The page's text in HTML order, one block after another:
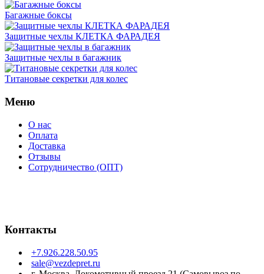
Багажные боксы
Защитные чехлы КЛЕТКА ФАРАДЕЯ
Защитные чехлы в багажник
Титановые секретки для колес
Меню
О нас
Оплата
Доставка
Отзывы
Сотрудничество (ОПТ)
Контакты
+7.926.228.50.95
sale@vezdepret.ru